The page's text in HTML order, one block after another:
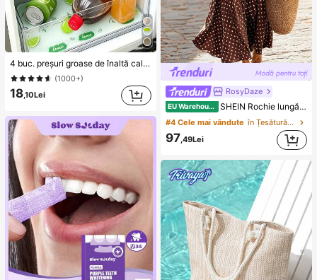
4 buc. preșuri groase de înaltă calitate pentru frigider, lavabile și reutilizabile, din material EVA, cu model inovator, potrivite pentru frigider și decorarea bucătăriei, accesorii/unelte/consumabile esențiale pentru bucătărie, vară
(1000+)
18,10Lei RosyDaze
EU Warehouse SHEIN Rochie lungă elegantă pentru femei cu buline, decolteu în V, voluri, centură în talie și talie strânsă, fustă plină, potrivită pentru navetă, stil stradal și petreceri, rochie maro cu buline
#4 Cele mai vândute în Țesătură Rochii maxi din material textil
97,49Lei